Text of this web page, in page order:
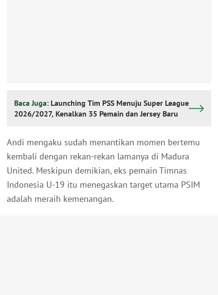
Baca Juga: Launching Tim PSS Menuju Super League
2026/2027, Kenalkan 35 Pemain dan Jersey Baru
Andi mengaku sudah menantikan momen bertemu
kembali dengan rekan-rekan lamanya di Madura
United. Meskipun demikian, eks pemain Timnas
Indonesia U-19 itu menegaskan target utama PSIM
adalah meraih kemenangan.